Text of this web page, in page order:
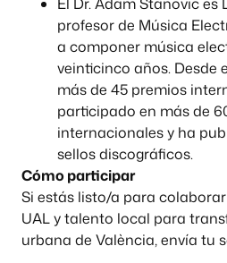
El Dr. Adam Stanovic es
profesor de Música
a componer música
veinticinco años. Desde
más de 45 premios
participado en más de
internacionales y ha
sellos discográficos.
Cómo participar
Si estás listo/a para
UAL y talento local para
urbana de València, envía tu